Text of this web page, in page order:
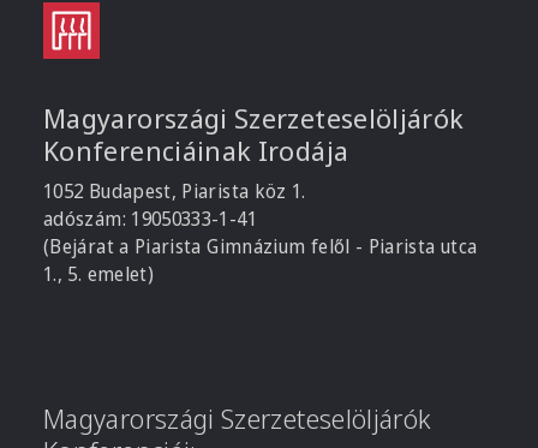
Magyarországi Szerzeteselöljárók
Konferenciáinak Irodája
1052 Budapest, Piarista köz 1.
adószám: 19050333-1-41
(Bejárat a Piarista Gimnázium felől - Piarista utca
1., 5. emelet)
Magyarországi Szerzeteselöljárók